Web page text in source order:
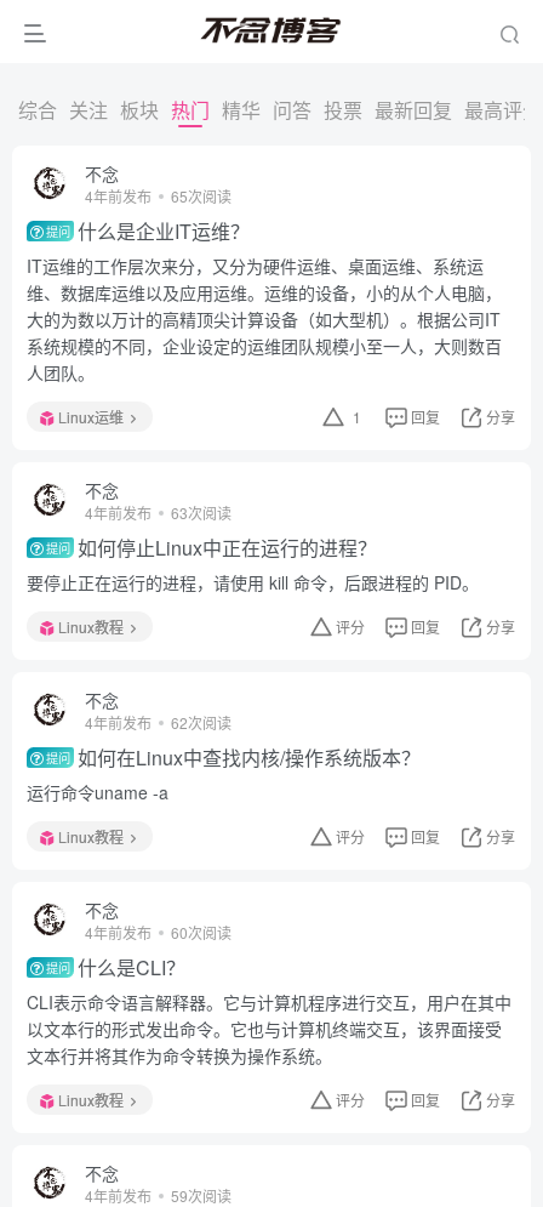
综合 关注 板块 热门 精华 问答 投票 最新回复 最高评分
不念
4年前发布 65次阅读
提问 什么是企业IT运维？
IT运维的工作层次来分，又分为硬件运维、桌面运维、系统运
维、数据库运维以及应用运维。运维的设备，小的从个人电脑，
大的为数以万计的高精顶尖计算设备（如大型机）。根据公司IT
系统规模的不同，企业设定的运维团队规模小至一人，大则数百
人团队。
Linux运维 1 回复 分享
不念
4年前发布 63次阅读
提问 如何停止Linux中正在运行的进程？
要停止正在运行的进程，请使用 kill 命令，后跟进程的 PID。
Linux教程 评分 回复 分享
不念
4年前发布 62次阅读
提问 如何在Linux中查找内核/操作系统版本？
运行命令uname -a
Linux教程 评分 回复 分享
不念
4年前发布 60次阅读
提问 什么是CLI？
CLI表示命令语言解释器。它与计算机程序进行交互，用户在其中
以文本行的形式发出命令。它也与计算机终端交互，该界面接受
文本行并将其作为命令转换为操作系统。
Linux教程 评分 回复 分享
不念
4年前发布 59次阅读